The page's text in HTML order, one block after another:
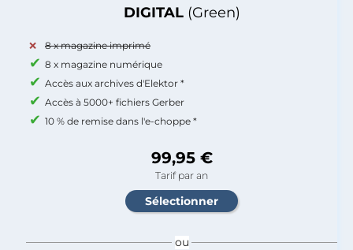
DIGITAL (Green)
8 x magazine imprimé
8 x magazine numérique
Accès aux archives d'Elektor *
Accès à 5000+ fichiers Gerber
10 % de remise dans l'e-choppe *
99,95 €
Tarif par an
ou